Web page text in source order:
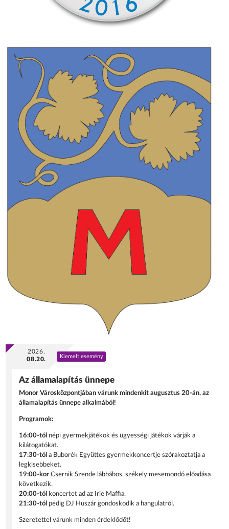
2026.
08.20.
Kiemelt esemény
Az államalapítás ünnepe
Monor Városközpontjában várunk mindenkit augusztus 20-án, az
államalapítás ünnepe alkalmából!
Programok:
16:00-tól népi gyermekjátékok és ügyességi játékok várják a
kilátogatókat.
17:30-tól a Buborék Együttes gyermekkoncertje szórakoztatja a
legkisebbeket.
19:00-korCsernik Szende lábbábos, székely mesemondó előadása
következik.
20:00-tól
koncertet ad az Irie Maffia.
21:30-tól pedig DJ Huszár gondoskodik a hangulatról.
Szeretettel várunk minden érdeklődőt!